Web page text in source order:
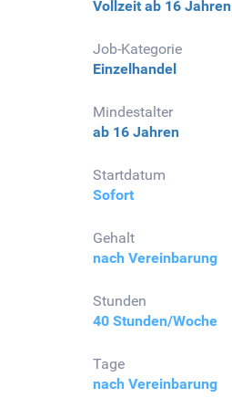
Vollzeit ab 16 Jahren
Job-Kategorie
Einzelhandel
Mindestalter
ab 16 Jahren
Startdatum
Sofort
Gehalt
nach Vereinbarung
Stunden
40 Stunden/Woche
Tage
nach Vereinbarung